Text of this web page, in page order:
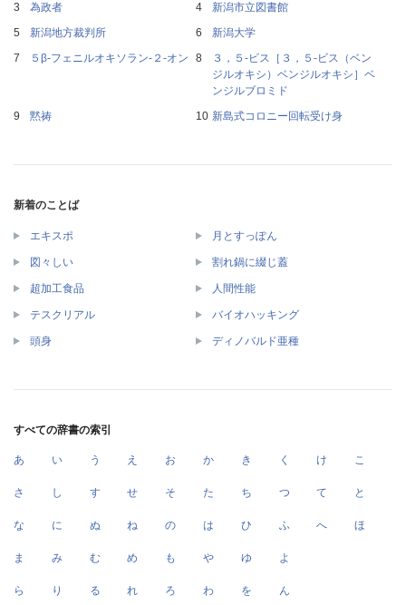
為政者
新潟市立図書館
新潟地方裁判所
新潟大学
５β‐フェニルオキソラン‐２‐オン
３，５‐ビス［３，５‐ビス（ベン
ジルオキシ）ベンジルオキシ］ベ
ンジルブロミド
黙祷
新島式コロニー回転受け身
新着のことば
エキスポ 月とすっぽん
図々しい 割れ鍋に綴じ蓋
超加工食品 人間性能
テスクリアル バイオハッキング
頭身 ディノバルド亜種
すべての辞書の索引
あ い う え お か き く け こ
さ し す せ そ た ち つ て と
な に ぬ ね の は ひ ふ へ ほ
ま み む め も や ゆ よ
ら り る れ ろ わ を ん